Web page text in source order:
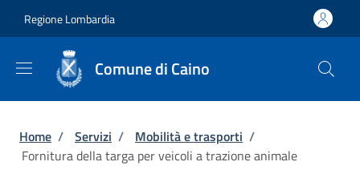
Regione Lombardia
Comune di Caino
Briciole di pane
Home / Servizi / Mobilità e trasporti /
Fornitura della targa per veicoli a trazione animale